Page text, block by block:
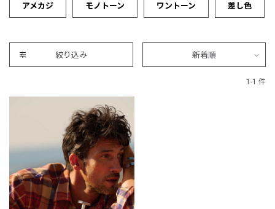
アメカジ モノトーン ワントーン 差し色
絞り込み 新着順
1-1 件